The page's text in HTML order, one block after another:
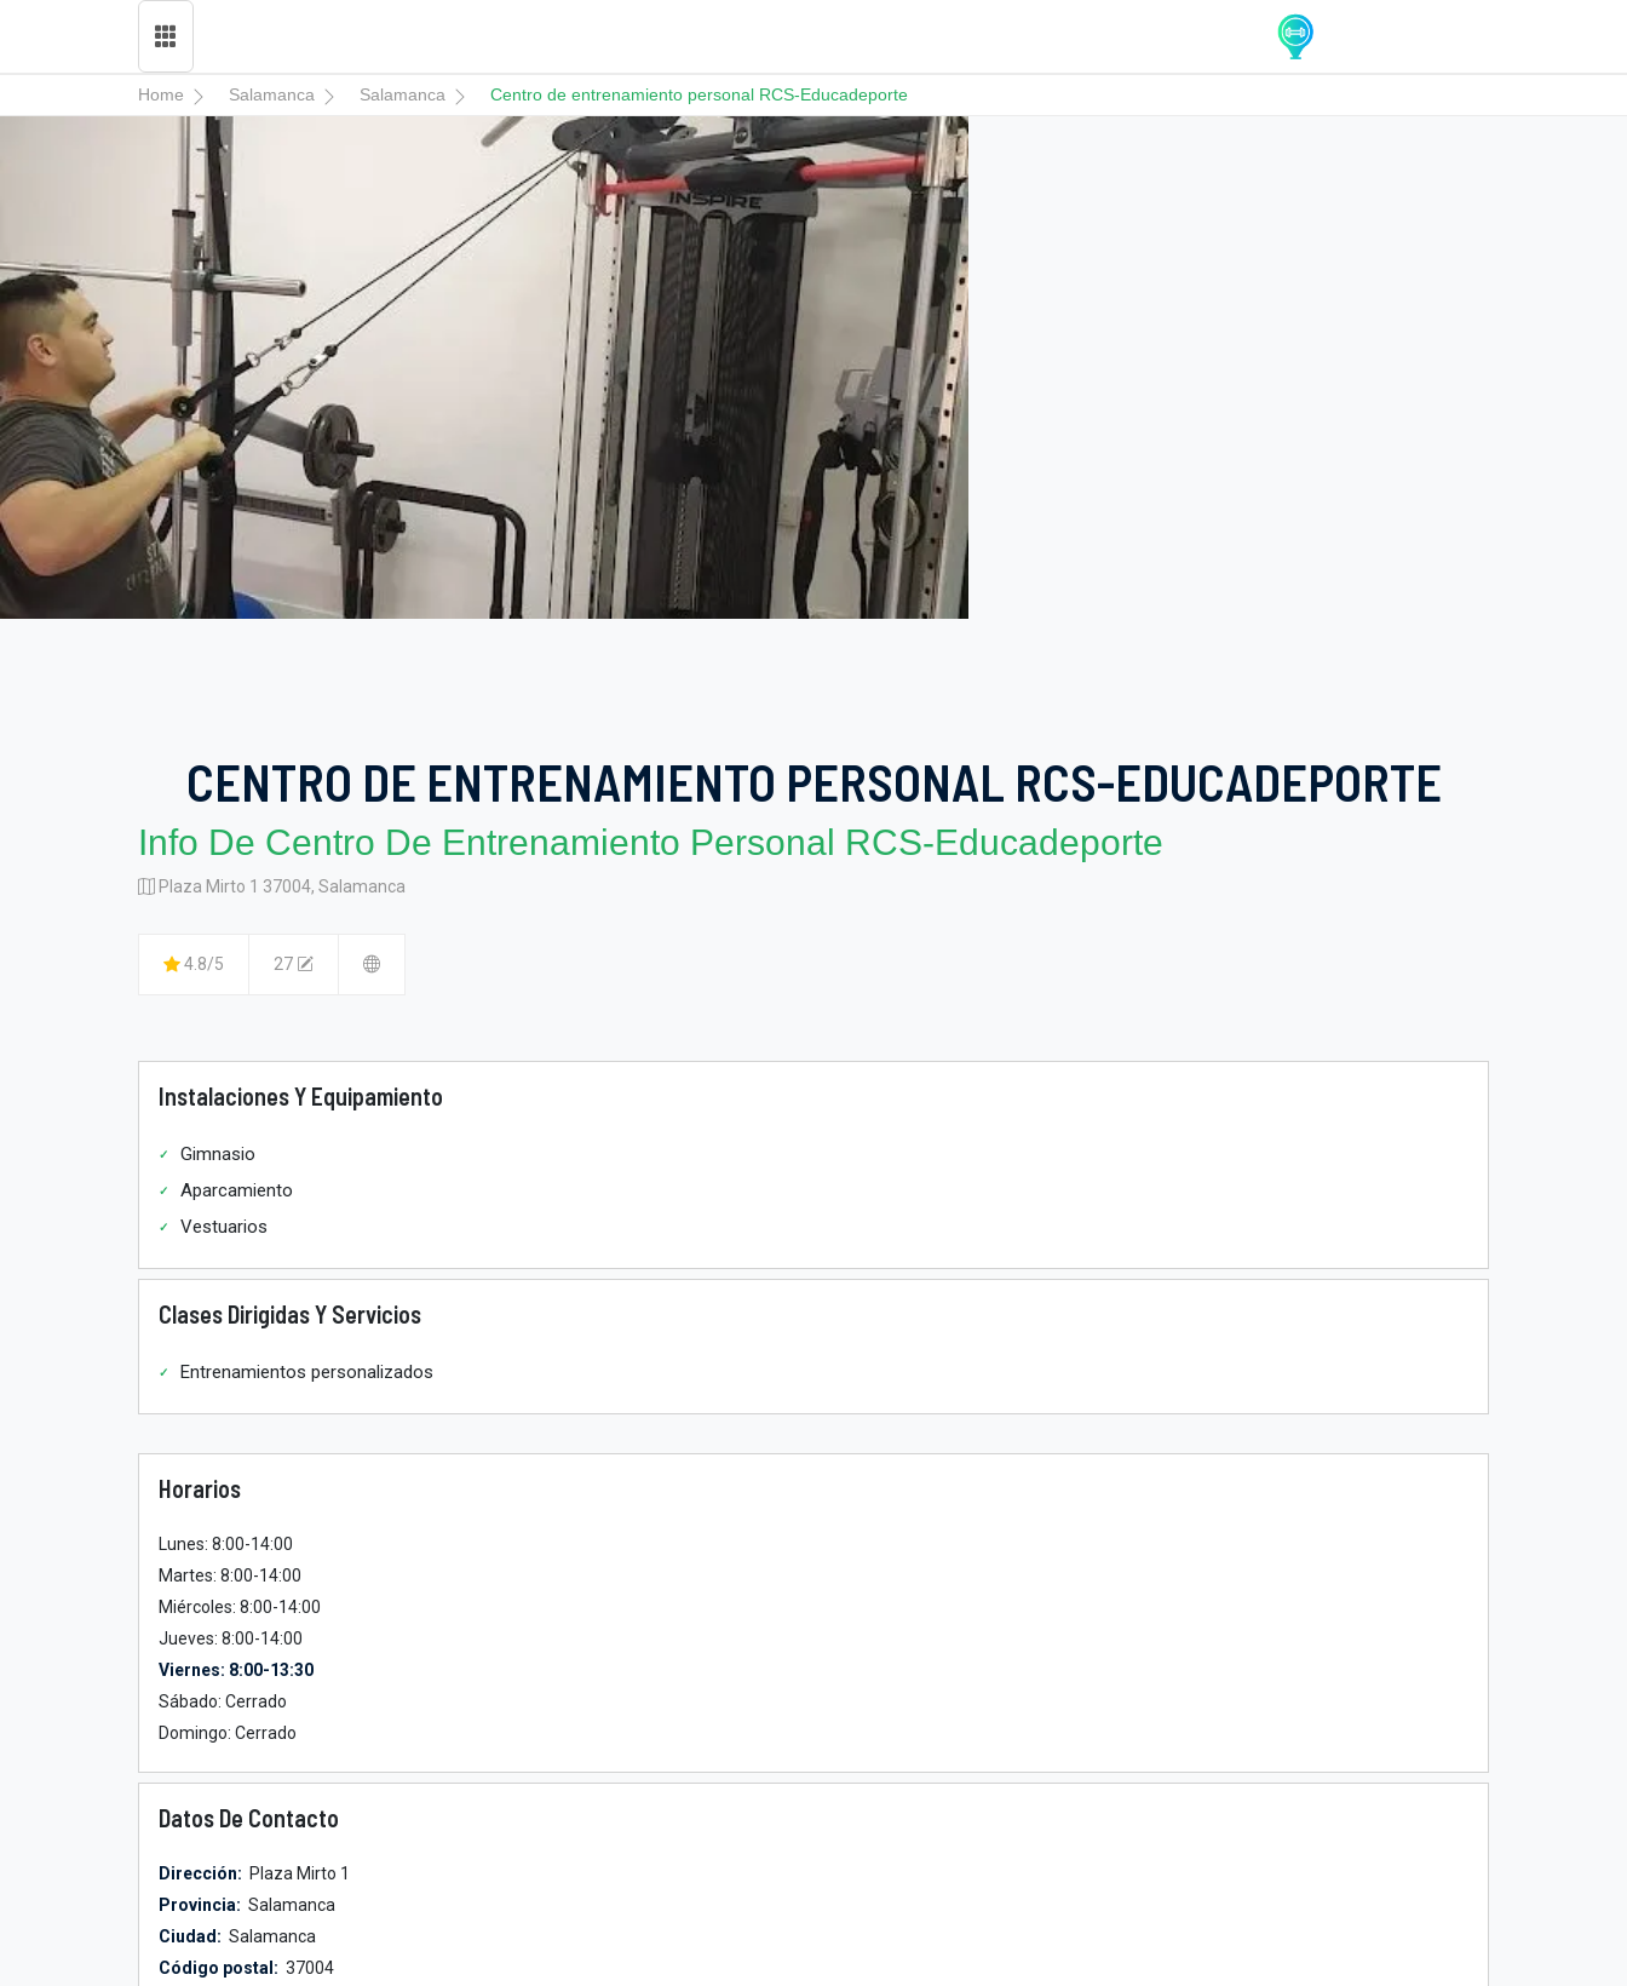
Home Salamanca Salamanca Centro de entrenamiento personal RCS-Educadeporte
CENTRO DE ENTRENAMIENTO PERSONAL RCS-EDUCADEPORTE
Info De Centro De Entrenamiento Personal RCS-Educadeporte
Plaza Mirto 1 37004, Salamanca
4.8/5 27
Instalaciones Y Equipamiento
Gimnasio
Aparcamiento
Vestuarios
Clases Dirigidas Y Servicios
Entrenamientos personalizados
Horarios
Lunes: 8:00-14:00
Martes: 8:00-14:00
Miércoles: 8:00-14:00
Jueves: 8:00-14:00
Viernes: 8:00-13:30
Sábado: Cerrado
Domingo: Cerrado
Datos De Contacto
Dirección: Plaza Mirto 1
Provincia: Salamanca
Ciudad: Salamanca
Código postal: 37004